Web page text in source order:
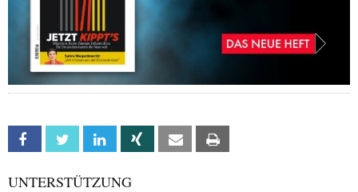
Facebook Twitter Linkedin Xing Email
UNTERSTÜTZUNG